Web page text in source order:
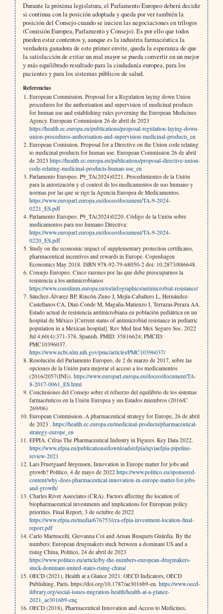
Durante la próxima legislatura, el Parlamento Europeo deberá decidir
si continua con la posición adoptada y queda por ver también la
posición del Consejo cuando se inicien las negociaciones en trílogos
(Comisión Europea, Parlamento y Consejo). Es por ello que todos
pueden estar contentos y, aunque es la industria farmacéutica la
verdadera ganadora de este primer envite, queda la esperanza de que
la satisfacción de evitar un mal mayor se pueda convertir en un mejor
y más equilibrado resultado para la ciudadanía europea, para los
pacientes y para los sistemas públicos de salud.
Referencias
European Commission. Proposal for a Regulation laying down Union
procedures for the authorisation and supervision of medicinal products
for human use and establishing rules governing the European Medicines
Agency. European Commission 26 de abril de 2023
https://health.ec.europa.eu/publications/proposal-regulation-laying-down-
union-procedures-authorisation-and-supervision-medicinal-products_en
European Comission. Proposal for a Directive on the Union code relating
to medicinal products for human use. European Commission 26 de abril
de 2023 https://health.ec.europa.eu/publications/proposal-directive-union-
code-relating-medicinal-products-human-use_en
Parlamento Europeo. P9_TA(2024)0221. Procedimientos de la Unión
para la autorización y el control de los medicamentos de uso humano y
normas por las que se rige la Agencia Europea de Medicamentos.
https://www.europarl.europa.eu/doceo/document/TA-9-2024-
0221_ES.pdf
Parlamento Europeo. P9_TA(2024)0220. Código de la Unión sobre
medicamentos para uso humano Directiva:
https://www.europarl.europa.eu/doceo/document/TA-9-2024-
0220_ES.pdf
Study on the economic impact of supplementary protection certificates,
pharmaceutical incentives and rewards in Europe. Copenhagen
Economics May 2018. ISBN 978-92-79-68050-2 doi: 10.2873/886648.
Consejo Europeo. Cinco razones por las que debe preocuparnos la
resistencia a los antimicrobianos
https://www.consilium.europa.eu/es/infographics/antimicrobial-resistance/
Sánchez-Álvarez BP, Rincón-Zuno J, Mejía-Caballero L, Hernández-
Castellanos CA, Diaz-Conde M, Magaña-Matienzo I, Terrazas-Peraza AA.
Estado actual de resistencia antimicrobiana en población pediátrica en un
hospital de México [Current status of antimicrobial resistance in pediatric
population in a Mexican hospital]. Rev Med Inst Mex Seguro Soc. 2022
Jul 4;60(4):371-378. Spanish. PMID: 35816624; PMCID:
PMC10396037.
https://www.ncbi.nlm.nih.gov/pmc/articles/PMC10396037/
Resolución del Parlamento Europeo, de 2 de marzo de 2017, sobre las
opciones de la Unión para mejorar el acceso a los medicamentos
(2016/2057(INI)). https://www.europarl.europa.eu/doceo/document/TA-
8-2017-0061_ES.html
Conclusiones del Consejo sobre el refuerzo del equilibrio de los sistemas
farmacéuticos en la Unión Europea y sus Estados miembros (2016/C
269/06)
European Commission. A pharmaceutical strategy for Europe, 26 de abril
de 2023 . https://health.ec.europa.eu/medicinal-products/pharmaceutical-
strategy-europe_en
EFPIA. Cifras The Pharmaceutical Industry in Figures. Key Data 2022.
https://www.efpia.eu/publications/downloads/efpia/iqviaefpia-pipeline-
review-2021
Lars Fruergaard Jørgensen, Innovation in Europe matter for jobs and
growth? Político, 4 de mayo de 2022 https://www.politico.eu/sponsored-
content/why-does-pharmaceutical-innovation-in-europe-matter-for-jobs-
and-growth/
Charles River Associates (CRA). Factors affecting the location of
biopharmaceutical investments and implications for European policy
priorities. Final Report, 3 de octubre de 2022
https://www.efpia.eu/media/676753/cra-efpia-investment-location-final-
report.pdf
Carlo Martuscelli, Giovanna Coi and Arnau Busquets Guàrdia. By the
numbers: European drugmakers stuck between a dominant US and a
rising China, Politico, 24 de abril de 2023
https://www.politico.eu/article/by-the-numbers-european-drugmakers-
stuck-dominant-united-states-rising-china/
OECD (2021), Health at a Glance 2021: OECD Indicators, OECD
Publishing, París. https://doi.org/10.1787/ae3016b9-en. https://www.oecd-
ilibrary.org/social-issues-migration-health/health-at-a-glance-
2021_ae3016b9-enç
OECD (2018), Pharmaceutical Innovation and Access to Medicines,